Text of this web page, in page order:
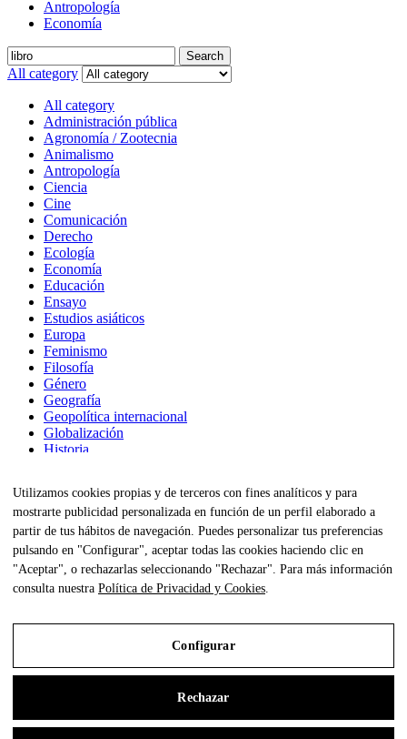
Antropología
Economía
Search
All category
All category
Administración pública
Agronomía / Zootecnia
Animalismo
Antropología
Ciencia
Cine
Comunicación
Derecho
Ecología
Economía
Educación
Ensayo
Estudios asiáticos
Europa
Feminismo
Filosofía
Género
Geografía
Geopolítica internacional
Globalización
Historia
Metodología
Narrativa
Poesía
Política
Psicología
Religión
Salud
Sin colección
Trabajo social
Utilizamos cookies propias y de terceros con fines analíticos y para
mostrarte publicidad personalizada en función de un perfil elaborado a
partir de tus hábitos de navegación. Puedes personalizar tus preferencias
pulsando en "Configurar", aceptar todas las cookies haciendo clic en
"Aceptar", o rechazarlas seleccionando "Rechazar". Para más información
consulta nuestra Política de Privacidad y Cookies.
Configurar
Rechazar